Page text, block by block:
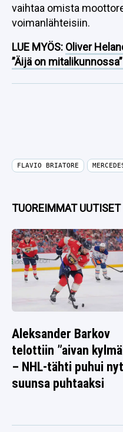
vaihtaa omista
voimanlähteisiin.
LUE MYÖS: Oliver
”Äijä on
FLAVIO BRIATORE
TUOREIMMAT UUTISET
Aleksander Barkov
telottiin ”aivan
– NHL-tähti puhui nyt
suunsa puhtaaksi